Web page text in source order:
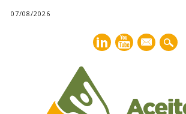
07/08/2026
mail